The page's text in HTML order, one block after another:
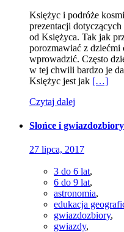
Księżyc i podróże
prezentacji
od Księżyca. Tak jak
porozmawiać z
wprowadzić. Często
w tej chwili bardzo je
Księżyc jest jak […]
Czytaj dalej
Słońce i gwiazdozbiory
27 lipca, 2017
3 do 6 lat,
6 do 9 lat,
astronomia,
edukacja
gwiazdozbiory,
gwiazdy,